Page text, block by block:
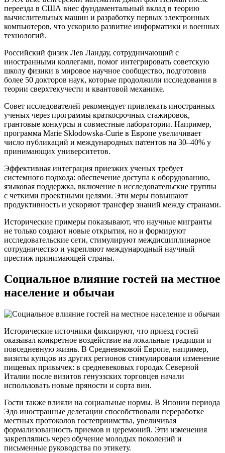
переезда в США внес фундаментальный вклад в теорию
вычислительных машин и разработку первых электронных
компьютеров, что ускорило развитие информатики и военных
технологий.
Российский физик Лев Ландау, сотрудничающий с
иностранными коллегами, помог интегрировать советскую
школу физики в мировое научное сообщество, подготовив
более 50 докторов наук, которые продолжили исследования в
теории сверхтекучести и квантовой механике.
Совет исследователей рекомендует привлекать иностранных
ученых через программы краткосрочных стажировок,
грантовые конкурсы и совместные лаборатории. Например,
программа Marie Skłodowska-Curie в Европе увеличивает
число публикаций и международных патентов на 30–40% у
принимающих университетов.
Эффективная интеграция приезжих ученых требует
системного подхода: обеспечение доступа к оборудованию,
языковая поддержка, включение в исследовательские группы
с четкими проектными целями. Эти меры повышают
продуктивность и ускоряют трансфер знаний между странами.
Исторические примеры показывают, что научные мигранты
не только создают новые открытия, но и формируют
исследовательские сети, стимулируют междисциплинарное
сотрудничество и укрепляют международный научный
престиж принимающей страны.
Социальное влияние гостей на местное
население и обычаи
Исторические источники фиксируют, что приезд гостей
оказывал конкретное воздействие на локальные традиции и
повседневную жизнь. В Средневековой Европе, например,
визиты купцов из других регионов стимулировали изменение
пищевых привычек: в средневековых городах Северной
Италии после визитов генуэзских торговцев начали
использовать новые пряности и сорта вин.
Гости также влияли на социальные нормы. В Японии периода
Эдо иностранные делегации способствовали переработке
местных протоколов гостеприимства, увеличивая
формализованность приемов и церемоний. Эти изменения
закреплялись через обучение молодых поколений и
письменные руководства по этикету.